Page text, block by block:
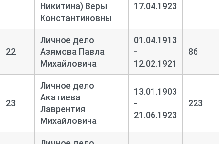
Никитина) Веры
Константиновны
17.04.1923
22
Личное дело
Азямова Павла
Михайловича
01.04.1913
-
12.02.1921
86
23
Личное дело
Акатиева
Лаврентия
Михайловича
13.01.1903
-
21.06.1923
223